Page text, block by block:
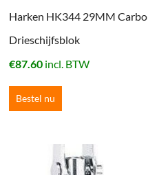
Harken HK344 29MM Carbo
Drieschijfsblok
€87.60 incl. BTW
Bestel nu